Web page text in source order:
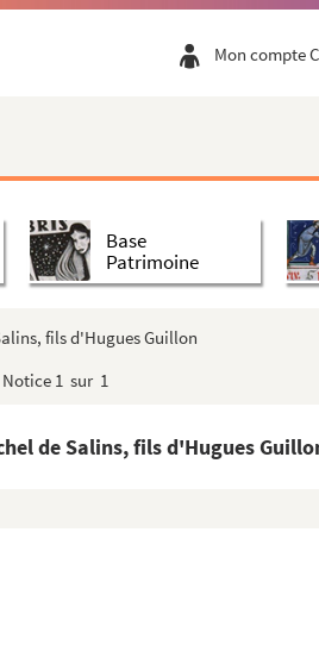
Mon compte
Base
Patrimoine
fils d'Hugues Guillon
Notice 1 sur 1
de Salins, fils d'Hugues
et Guillemette Millet ?)